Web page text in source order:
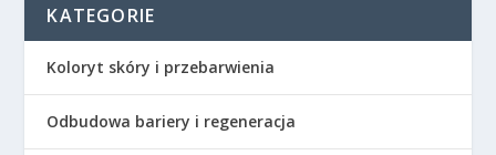
KATEGORIE
Koloryt skóry i przebarwienia
Odbudowa bariery i regeneracja